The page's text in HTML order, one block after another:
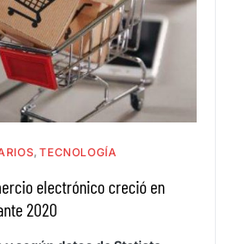
TECNOLOGÍA
electrónico creció en
2020